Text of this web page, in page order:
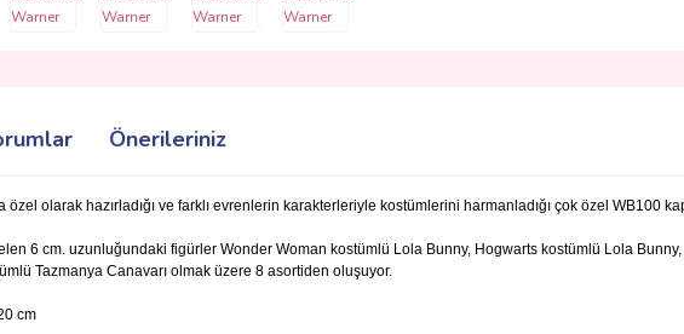
Önerileriniz
özel olarak hazırladığı ve farklı evrenlerin karakterleriyle kostümlerini harmanladığı çok özel WB100
6 cm. uzunluğundaki figürler Wonder Woman kostümlü Lola Bunny, Hogwarts kostümlü Lola
Tazmanya Canavarı olmak üzere 8 asortiden oluşuyor.
cm